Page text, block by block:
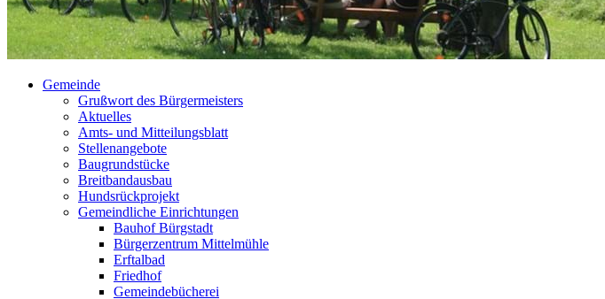
Gemeinde
Grußwort des Bürgermeisters
Aktuelles
Amts- und Mitteilungsblatt
Stellenangebote
Baugrundstücke
Breitbandausbau
Hundsrückprojekt
Gemeindliche Einrichtungen
Bauhof Bürgstadt
Bürgerzentrum Mittelmühle
Erftalbad
Friedhof
Gemeindebücherei